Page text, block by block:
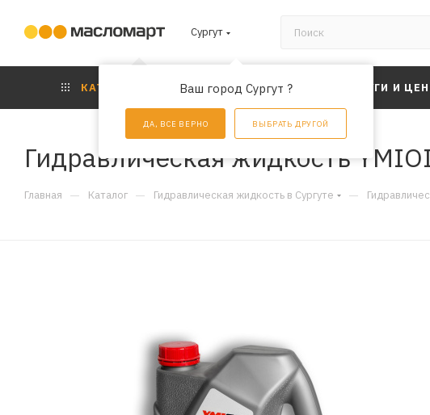
Сургут
Ваш город Сургут ?
ДА, ВСЕ ВЕРНО ВЫБРАТЬ ДРУГОЙ
КАТАЛОГ АКЦИИ УСЛУГИ И
Гидравлическая жидкость
Главная — Каталог — Гидравлическая жидкость в Сургуте —